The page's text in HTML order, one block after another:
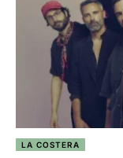
LA COSTERA